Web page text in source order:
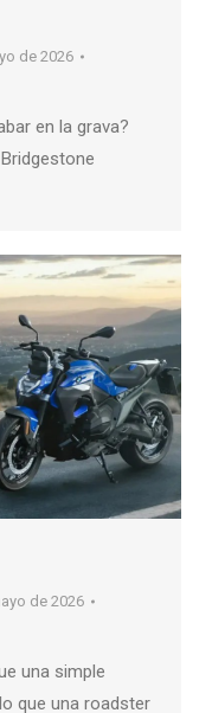
de 2026
en la grava?
de 2026
una simple
que una roadster